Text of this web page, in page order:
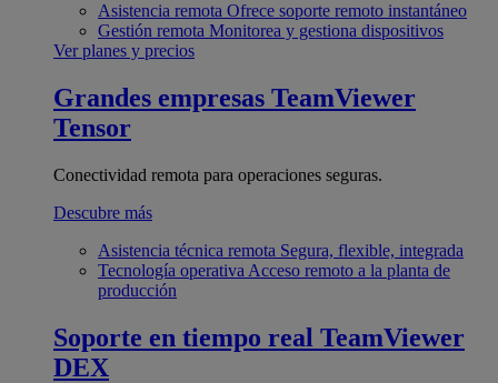
Asistencia remota Ofrece soporte remoto instantáneo
Gestión remota Monitorea y gestiona dispositivos
Ver planes y precios
Grandes empresas TeamViewer
Tensor
Conectividad remota para operaciones seguras.
Descubre más
Asistencia técnica remota Segura, flexible, integrada
Tecnología operativa Acceso remoto a la planta de
producción
Soporte en tiempo real TeamViewer
DEX